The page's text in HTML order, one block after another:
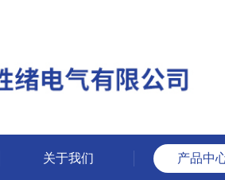
关于我们 产品中